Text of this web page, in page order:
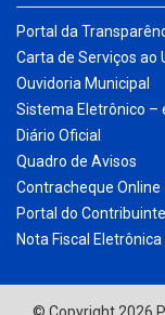
Portal da
Carta de Serviços ao
Ouvidoria Municipal
Sistema Eletrônico –
Diário Oficial
Quadro de Avisos
Contracheque Online
Portal do Contribuinte
Nota Fiscal Eletrônica